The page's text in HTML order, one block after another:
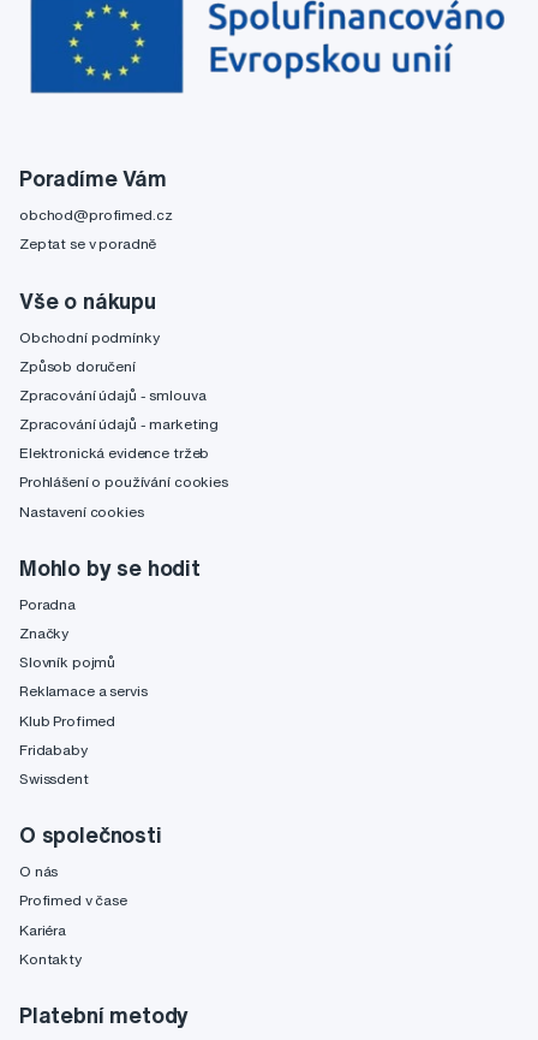
Poradíme Vám
obchod@profimed.cz
Zeptat se v poradně
Vše o nákupu
Obchodní podmínky
Způsob doručení
Zpracování údajů - smlouva
Zpracování údajů - marketing
Elektronická evidence tržeb
Prohlášení o používání cookies
Nastavení cookies
Mohlo by se hodit
Poradna
Značky
Slovník pojmů
Reklamace a servis
Klub Profimed
Fridababy
Swissdent
O společnosti
O nás
Profimed v čase
Kariéra
Kontakty
Platební metody